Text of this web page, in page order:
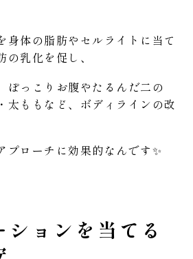
身体の脂肪やセルライトに当て
乳化を促し、
ぽっこりお腹やたるんだ二の
太ももなど、ボディラインの改
プローチに効果的なんです✨
ションを当てる